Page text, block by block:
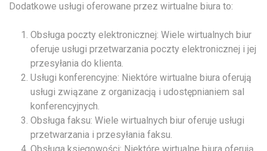
Dodatkowe usługi oferowane przez wirtualne biura to:
Obsługa poczty elektronicznej: Wiele wirtualnych biur
oferuje usługi przetwarzania poczty elektronicznej i jej
przesyłania do klienta.
Usługi konferencyjne: Niektóre wirtualne biura oferują
usługi związane z organizacją i udostępnianiem sal
konferencyjnych.
Obsługa faksu: Wiele wirtualnych biur oferuje usługi
przetwarzania i przesyłania faksu.